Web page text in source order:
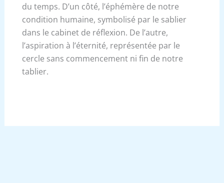
du temps. D’un côté, l’éphémère de notre
condition humaine, symbolisé par le sablier
dans le cabinet de réflexion. De l’autre,
l’aspiration à l’éternité, représentée par le
cercle sans commencement ni fin de notre
tablier.